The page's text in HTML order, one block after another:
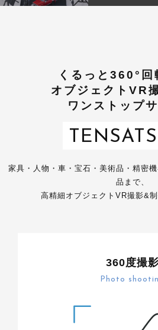
くるっと360°回
オブジェクトVR
ワンストップ
家具・人物・車・宝石・美術品・精密
品まで、
高精細オブジェクトVR撮影&制
360度撮影
Photo